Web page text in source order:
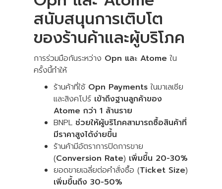
สนับสนุนการเติบโต
ของร้านค้าและผู้บริโภค
การร่วมมือกันระหว่าง Opn และ Atome ใน
ครั้งนี้ทำให้
ร้านค้าที่ใช้ Opn Payments ในมาเลเซีย
และสิงคโปร์ เข้าถึงฐานลูกค้าของ
Atome กว่า 1 ล้านราย
BNPL ช่วยให้ผู้บริโภคสามารถซื้อสินค้าที่
มีราคาสูงได้ง่ายขึ้น
ร้านค้ามีอัตราการปิดการขาย
(Conversion Rate) เพิ่มขึ้น 20-30%
ยอดขายเฉลี่ยต่อคำสั่งซื้อ (Ticket Size)
เพิ่มขึ้นถึง 30-50%